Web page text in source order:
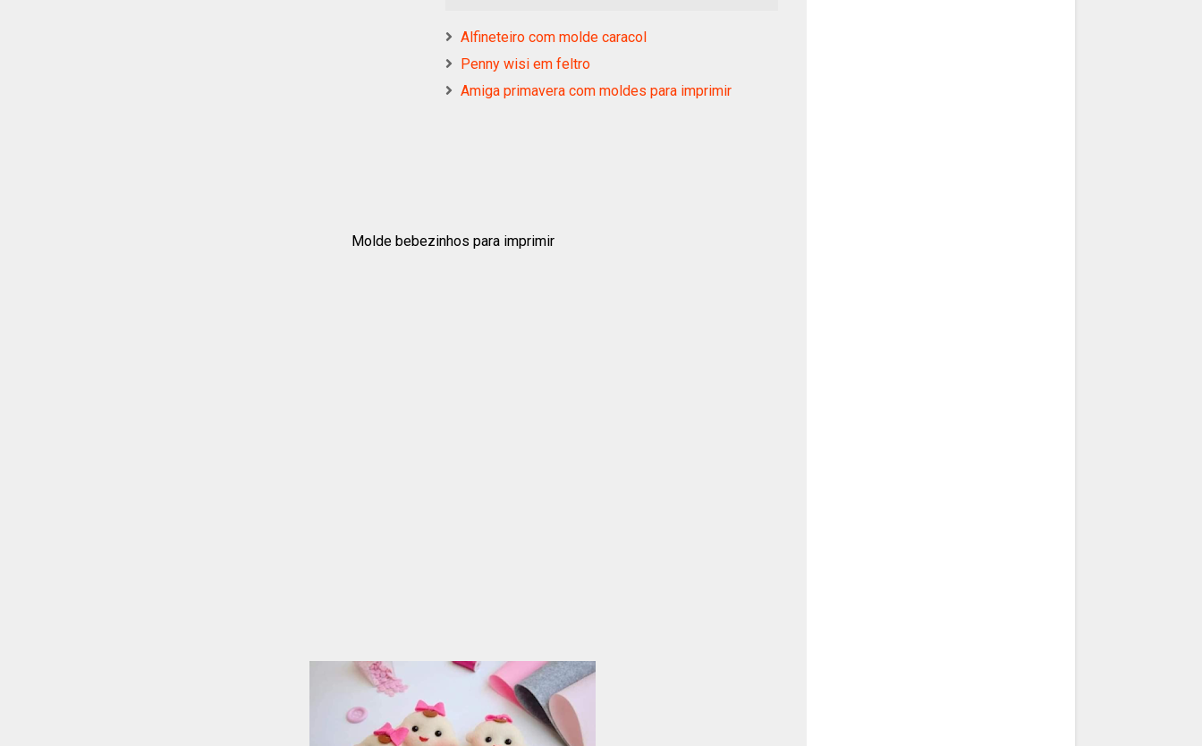
Alfineteiro com molde caracol
Penny wisi em feltro
Amiga primavera com moldes para imprimir
Molde bebezinhos para imprimir